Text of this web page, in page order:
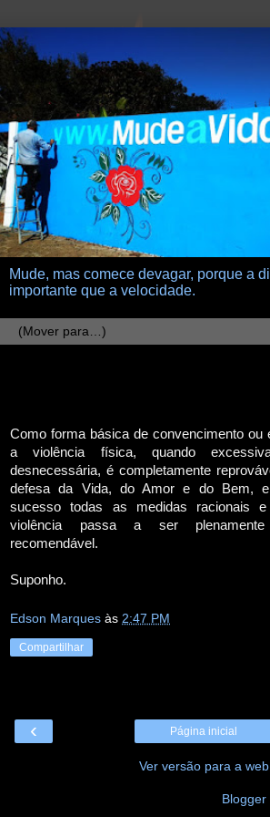
Mude, mas comece devagar, porque a
importante que a velocidade.
Como forma básica de convencimento ou
a violência física, quando
desnecessária, é completamente
defesa da Vida, do Amor e do Bem,
sucesso todas as medidas racionais e
violência passa a ser plenamente
recomendável.
Suponho.
Edson Marques às 2:47 PM
Compartilhar
‹ Página inicial
Ver versão para a web
Blogger.